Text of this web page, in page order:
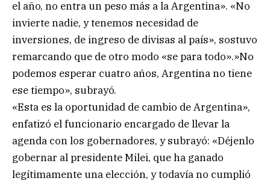
el año, no entra un peso más a la Argentina». «No
invierte nadie, y tenemos necesidad de
inversiones, de ingreso de divisas al país», sostuvo
remarcando que de otro modo «se para todo».»No
podemos esperar cuatro años, Argentina no tiene
ese tiempo», subrayó.
«Esta es la oportunidad de cambio de Argentina»,
enfatizó el funcionario encargado de llevar la
agenda con los gobernadores, y subrayó: «Déjenlo
gobernar al presidente Milei, que ha ganado
legítimamente una elección, y todavía no cumplió